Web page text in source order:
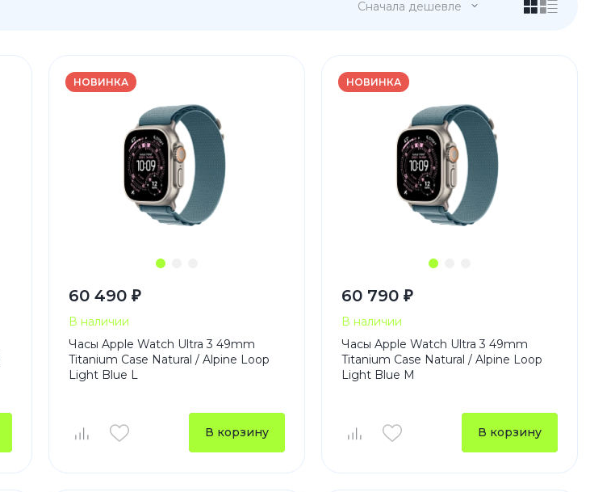
Honor
Honor 400
Honor 400 Pro
Чехлы
Защитные стекла
Автомобильные держатели
Сначала дешевле
НОВИНКА
60 490 ₽
В наличии
Часы Apple Watch Ultra 3 49mm
Titanium Case Natural / Alpine Loop
Light Blue L
В корзину
НОВИНКА
60 790 ₽
В наличии
Часы Apple Watch Ultra 3 49mm
Titanium Case Natural / Alpine Loop
Light Blue M
В корзину